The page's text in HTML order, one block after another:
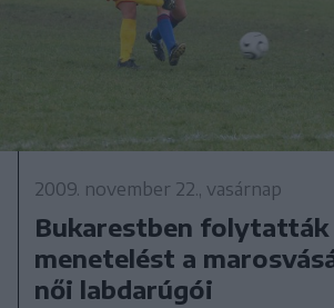
2009. november 22., vasárnap
Bukarestben folytatták
menetelést a
női labdarúgói